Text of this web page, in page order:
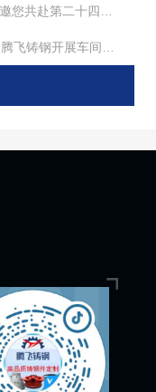
届中国国际铸造博览会
展车间安全专项检查